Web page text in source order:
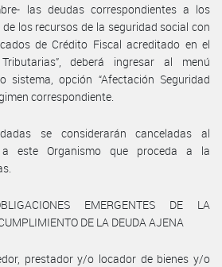
las deudas correspondientes a los
los recursos de la seguridad social con
de Crédito Fiscal acreditado en el
deberá ingresar al menú
sistema, opción “Afectación Seguridad
correspondiente.
se considerarán canceladas al
este Organismo que proceda a la
EMERGENTES DE LA
DE LA DEUDA AJENA
prestador y/o locador de bienes y/o